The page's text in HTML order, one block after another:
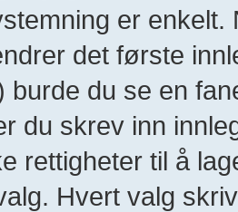
er
det første
burde du se en
du skrev inn
rettigheter til å
Hvert valg